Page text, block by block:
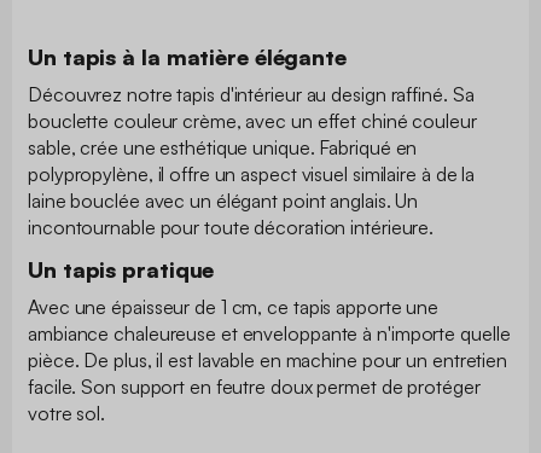
Un tapis à la matière élégante
Découvrez notre tapis d'intérieur au design raffiné. Sa
bouclette couleur crème, avec un effet chiné couleur
sable, crée une esthétique unique. Fabriqué en
polypropylène, il offre un aspect visuel similaire à de la
laine bouclée avec un élégant point anglais. Un
incontournable pour toute décoration intérieure.
Un tapis pratique
Avec une épaisseur de 1 cm, ce tapis apporte une
ambiance chaleureuse et enveloppante à n'importe quelle
pièce. De plus, il est lavable en machine pour un entretien
facile. Son support en feutre doux permet de protéger
votre sol.